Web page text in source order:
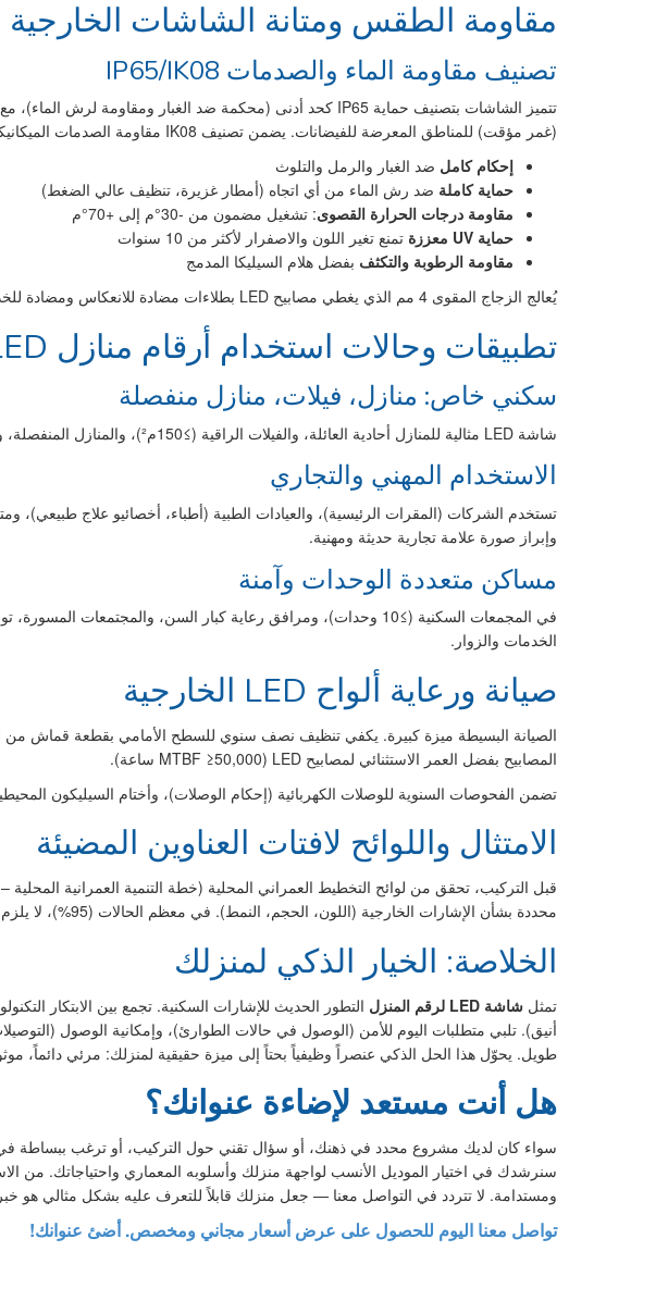
مقاومة الطقس ومتانة الشاشات الخارجية
تصنيف مقاومة الماء والصدمات IP65/IK08
(غمر مؤقت) للمناطق المعرضة للفيضانات. يضمن تصنيف IK08 مقاومة الصدمات الميكانيكية (التخريب، البرد).
إحكام كامل ضد الغبار والرمل والتلوث
حماية كاملة ضد رش الماء من أي اتجاه (أمطار غزيرة، تنظيف عالي الضغط)
مقاومة درجات الحرارة القصوى: تشغيل مضمون من -30°م إلى +70°م
حماية UV معززة
تمنع تغير اللون والاصفرار لأكثر من 10 سنوات
مقاومة الرطوبة والتكثف بفضل هلام السيليكا المدمج
يُعالج الزجاج المقوى 4 مم الذي يغطي مصابيح LED بطلاءات مضادة للانعكاس ومضادة للخدش (صلابة 8H) للحفاظ على الوضوح البصري على مدى سنوات من التعرض الخارجي.
تطبيقات وحالات استخدام أرقام منازل LED
سكني خاص: منازل، فيلات، منازل منفصلة
شاشة LED مثالية للمنازل أحادية العائلة، والفيلات الراقية (≥150م²)، والمنازل المنفصلة، والعقارات ذات المساحات الكبيرة. تضيف لمسة عصرية عالية التقنية مع تلبية متطلبات الإشارات البلدية العملية.
الاستخدام المهني والتجاري
تستخدم الشركات (المقرات الرئيسية)، والعيادات الطبية (أطباء، أخصائيو علاج طبيعي)،
وإبراز صورة علامة تجارية حديثة ومهنية.
مساكن متعددة الوحدات وآمنة
في المجمعات السكنية (≥10 وحدات)، ومرافق رعاية كبار السن،
الخدمات والزوار.
صيانة ورعاية ألواح LED الخارجية
الصيانة البسيطة ميزة كبيرة. يكفي تنظيف نصف سنوي للسطح الأمامي بقطعة قماش من
المصابيح بفضل العمر الاستثنائي لمصابيح LED (MTBF ≥50,000 ساعة).
تضمن الفحوصات السنوية للوصلات الكهربائية (إحكام الوصلات)، وأختام السيليكون المحيطية
الامتثال واللوائح لافتات العناوين المضيئة
محددة بشأن الإشارات الخارجية (اللون، الحجم، النمط). في معظم الحالات (95%)، لا يلزم تصريح مسبق لشاشة LED لرقم المنزل، شريطة أن تلتزم بالأبعاد القياسية وألا تُصنَّف كـ «إعلان مضيء».
الخلاصة: الخيار الذكي لمنزلك
تمثل شاشة LED لرقم المنزل
طويل. يحوّل هذا الحل الذكي عنصراً وظيفياً بحتاً إلى ميزة حقيقية لمنزلك: مرئي دائماً،
هل أنت مستعد لإضاءة عنوانك؟
سنرشدك في اختيار الموديل الأنسب لواجهة منزلك وأسلوبه المعماري واحتياجاتك. من
ومستدامة. لا تتردد في التواصل معنا — جعل منزلك قابلاً للتعرف عليه بشكل مثالي هو
تواصل معنا اليوم للحصول على عرض أسعار مجاني ومخصص. أضئ عنوانك!